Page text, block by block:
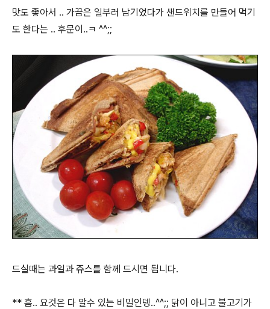
맛도 좋아서 .. 가끔은 일부러 남기었다가 샌드위치를 만들어 먹기
도 한다는 .. 후문이..ㅋ ^^;;
드실때는 과일과 쥬스를 함께 드시면 됩니다.
** 흠.. 요것은 다 알수 있는 비밀인뎅..^^;; 닭이 아니고 불고기가